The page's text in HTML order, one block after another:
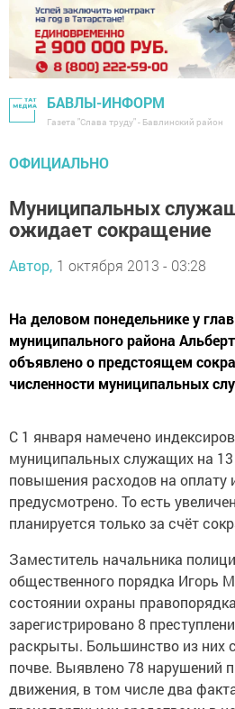
БАВЛЫ-ИНФОРМ
Газета "Слава труду" - Бавлинский район
ОФИЦИАЛЬНО
Муниципальных
ожидает сокращение
Автор, 1 октября 2013 - 03:28
На деловом понедельнике у
муниципального района
объявлено о предстоящем
численности муниципальных
С 1 января намечено
муниципальных служащих на
повышения расходов на оплату
предусмотрено. То есть
планируется только за счёт
Заместитель начальника
общественного порядка Игорь
состоянии охраны
зарегистрировано 8
раскрыты. Большинство из них
почве. Выявлено 78 нарушений
движения, в том числе два